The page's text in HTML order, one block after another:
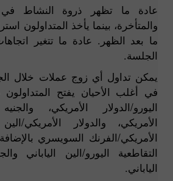
عادة ما تظهر ذروة النشاط في
والمتأخرة، بينما يأخذ المتداولون
ما بعد الظهر. عادة ما تتغير
الجلسة.
يمكن تداول أي زوج عملات خلال
في أغلب الأحيان يفتح
اليورو/الدولار الأمريكي، والجنيه
الأمريكي، والدولار الأمريكي/الين
الأمريكي/الفرنك السويسري
التقاطعية اليورو/الين الياباني
الياباني.